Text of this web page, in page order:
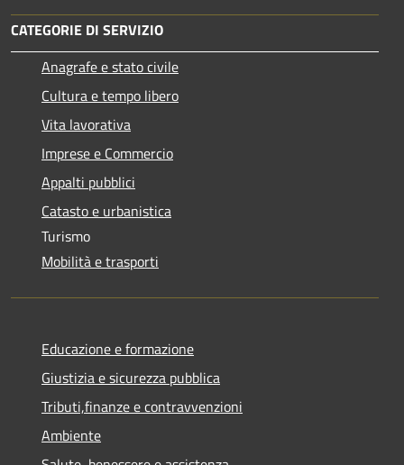
CATEGORIE DI SERVIZIO
Anagrafe e stato civile
Cultura e tempo libero
Vita lavorativa
Imprese e Commercio
Appalti pubblici
Catasto e urbanistica
Turismo
Mobilità e trasporti
Educazione e formazione
Giustizia e sicurezza pubblica
Tributi,finanze e contravvenzioni
Ambiente